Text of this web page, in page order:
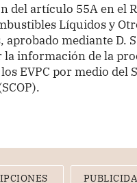
del artículo 55A en el
Líquidos y
mediante D.
información de la
EVPC por medio del